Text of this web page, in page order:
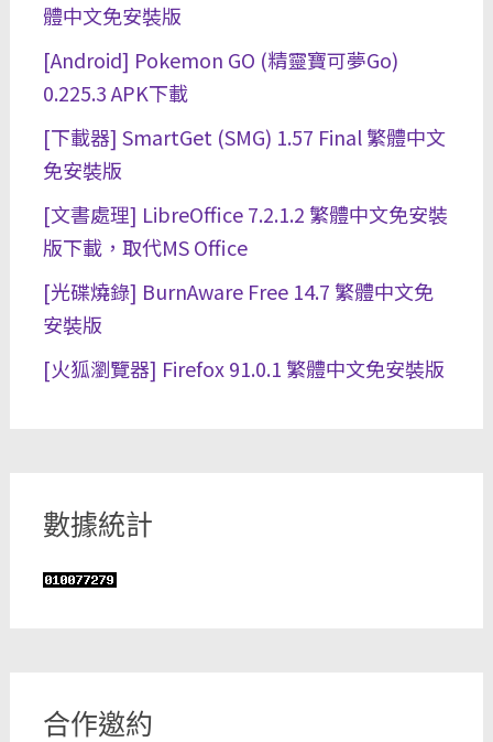
體中文免安裝版
[Android] Pokemon GO (精靈寶可夢Go)
0.225.3 APK下載
[下載器] SmartGet (SMG) 1.57 Final 繁體中文
免安裝版
[文書處理] LibreOffice 7.2.1.2 繁體中文免安裝
版下載，取代MS Office
[光碟燒錄] BurnAware Free 14.7 繁體中文免
安裝版
[火狐瀏覽器] Firefox 91.0.1 繁體中文免安裝版
數據統計
合作邀約